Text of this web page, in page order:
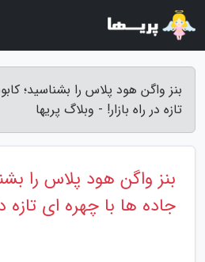
بنز واگن هود پلاس را بشناسید؛
تازه در راه بازار! - وبلاگ پریها
بنز واگن هود پلاس را
جاده ها با چهره ای تازه